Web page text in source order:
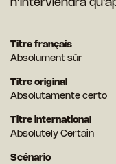
n’interviendra
Titre français
Absolument sûr
Titre original
Absolutamente certo
Titre international
Absolutely Certain
Scénario